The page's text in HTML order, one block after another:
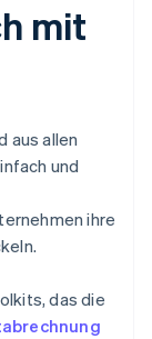
mit
aus allen
und
ihre
das die